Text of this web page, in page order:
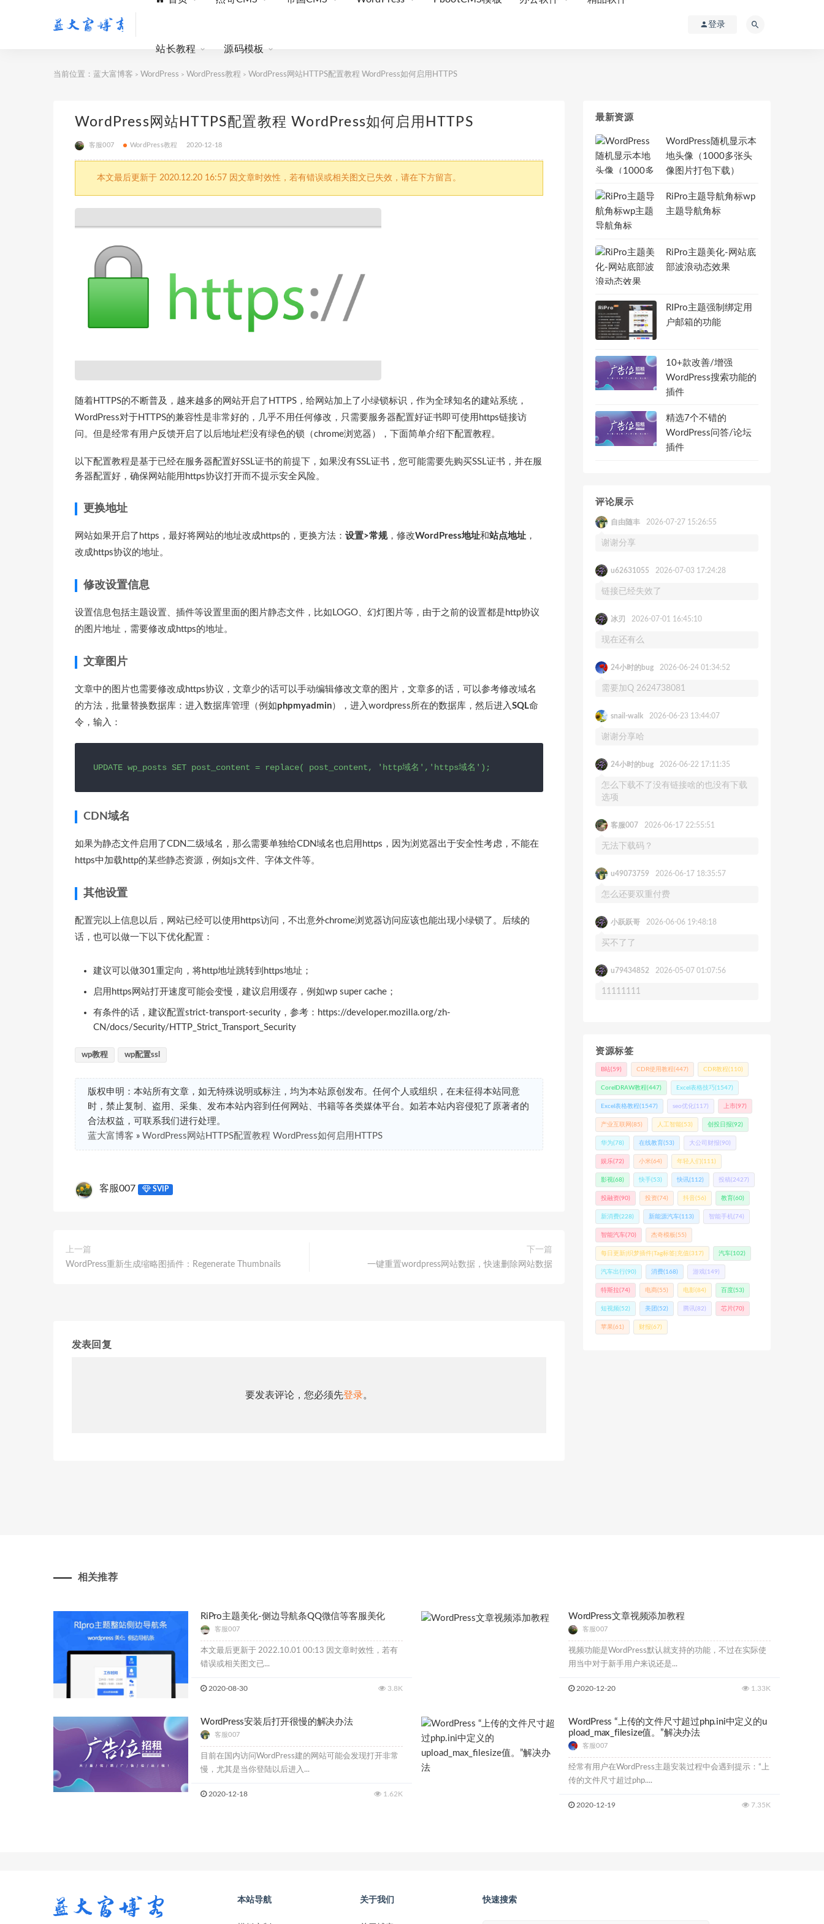
站长教程 源码模板
登录
当前位置： 蓝大富博客 > WordPress > WordPress教程 > WordPress网站HTTPS配置教程 WordPress如何启用HTTPS
WordPress网站HTTPS配置教程 WordPress如何启用HTTPS
客服007 WordPress教程 2020-12-18
本文最后更新于 2020.12.20 16:57 因文章时效性，若有错误或相关图文已失效，请在下方留言。
随着HTTPS的不断普及，越来越多的网站开启了HTTPS，给网站加上了小绿锁标识，作为全球知名的建站系统，
WordPress对于HTTPS的兼容性是非常好的，几乎不用任何修改，只需要服务器配置好证书即可使用https链接访
问。但是经常有用户反馈开启了以后地址栏没有绿色的锁（chrome浏览器），下面简单介绍下配置教程。
以下配置教程是基于已经在服务器配置好SSL证书的前提下，如果没有SSL证书，您可能需要先购买SSL证书，并在服
务器配置好，确保网站能用https协议打开而不提示安全风险。
更换地址
网站如果开启了https，最好将网站的地址改成https的，更换方法： 设置>常规，修改WordPress地址和站点地址 ，
改成https协议的地址。
修改设置信息
设置信息包括主题设置、插件等设置里面的图片静态文件，比如LOGO、幻灯图片等，由于之前的设置都是http协议
的图片地址，需要修改成https的地址。
文章图片
文章中的图片也需要修改成https协议，文章少的话可以手动编辑修改文章的图片，文章多的话，可以参考修改域名
的方法，批量替换数据库：进入数据库管理（例如phpmyadmin），进入wordpress所在的数据库，然后进入SQL命
令，输入：
UPDATE wp_posts SET post_content = replace( post_content, 'http域名','https域名');
CDN域名
如果为静态文件启用了CDN二级域名，那么需要单独给CDN域名也启用https，因为浏览器出于安全性考虑，不能在
https中加载http的某些静态资源，例如js文件、字体文件等。
其他设置
配置完以上信息以后，网站已经可以使用https访问，不出意外chrome浏览器访问应该也能出现小绿锁了。后续的
话，也可以做一下以下优化配置：
建议可以做301重定向，将http地址跳转到https地址；
启用https网站打开速度可能会变慢，建议启用缓存，例如wp super cache；
有条件的话，建议配置strict-transport-security，参考：https://developer.mozilla.org/zh-
CN/docs/Security/HTTP_Strict_Transport_Security
wp教程 wp配置ssl
版权申明：本站所有文章，如无特殊说明或标注，均为本站原创发布。任何个人或组织，在未征得本站同意
时，禁止复制、盗用、采集、发布本站内容到任何网站、书籍等各类媒体平台。如若本站内容侵犯了原著者的
合法权益，可联系我们进行处理。
蓝大富博客 » WordPress网站HTTPS配置教程 WordPress如何启用HTTPS
客服007 SVIP
上一篇
WordPress重新生成缩略图插件：Regenerate Thumbnails
下一篇
一键重置wordpress网站数据，快速删除网站数据
发表回复
要发表评论，您必须先登录。
最新资源
WordPress随机显示本
地头像（1000多张头
像图片打包下载）
RiPro主题导航角标wp
主题导航角标
RiPro主题美化-网站底
部波浪动态效果
RIPro主题强制绑定用
户邮箱的功能
10+款改善/增强
WordPress搜索功能的
插件
精选7个不错的
WordPress问答/论坛
插件
评论展示
自由随丰 2026-07-27 15:26:55
谢谢分享
u62631055 2026-07-03 17:24:28
链接已经失效了
冰刃 2026-07-01 16:45:10
现在还有么
24小时的bug 2026-06-24 01:34:52
需要加Q 2624738081
snail-walk 2026-06-23 13:44:07
谢谢分享哈
24小时的bug 2026-06-22 17:11:35
怎么下载不了没有链接啥的也没有下载
选项
客服007 2026-06-17 22:55:51
无法下载码？
u49073759 2026-06-17 18:35:57
怎么还要双重付费
小跃跃哥 2026-06-06 19:48:18
买不了了
u79434852 2026-05-07 01:07:56
11111111
资源标签
B站(59) CDR使用教程(447) CDR教程(110)
CorelDRAW教程(447) Excel表格技巧(1547)
Excel表格教程(1547) seo优化(117) 上市(97)
产业互联网 (85) 人工智能(53) 创投日报(92)
华为(78) 在线教育(53) 大公司财报(90)
娱乐(72) 小米(64) 年轻人们 (111)
影视(68) 快手(53) 快讯(112) 投稿 (2427)
投融资(90) 投资(74) 抖音(56) 教育(60)
新消费(228) 新能源汽车(113) 智能手机 (74)
智能汽车(70) 杰奇模板(55)
每日更新|织梦插件|Tag标签|充值(317) 汽车(102)
汽车出行(90) 消费(168) 游戏(149)
特斯拉(74) 电商(55) 电影(84) 百度(53)
短视频(52) 美团 (52) 腾讯(82) 芯片(70)
苹果(61) 财报(67)
相关推荐
RiPro主题美化-侧边导航条QQ微信等客服美化
客服007
本文最后更新于 2022.10.01 00:13 因文章时效性，若有
错误或相关图文已...
2020-08-30 3.8K
WordPress文章视频添加教程
客服007
视频功能是WordPress默认就支持的功能，不过在实际使
用当中对于新手用户来说还是...
2020-12-20 1.33K
WordPress安装后打开很慢的解决办法
客服007
目前在国内访问WordPress建的网站可能会发现打开非常
慢，尤其是当你登陆以后进入...
2020-12-18 1.62K
WordPress “上传的文件尺寸超过php.ini中定义的u
pload_max_filesize值。”解决办法
客服007
经常有用户在WordPress主题安装过程中会遇到提示：“上
传的文件尺寸超过php....
2020-12-19 7.35K
本站导航 关于我们 快速搜索